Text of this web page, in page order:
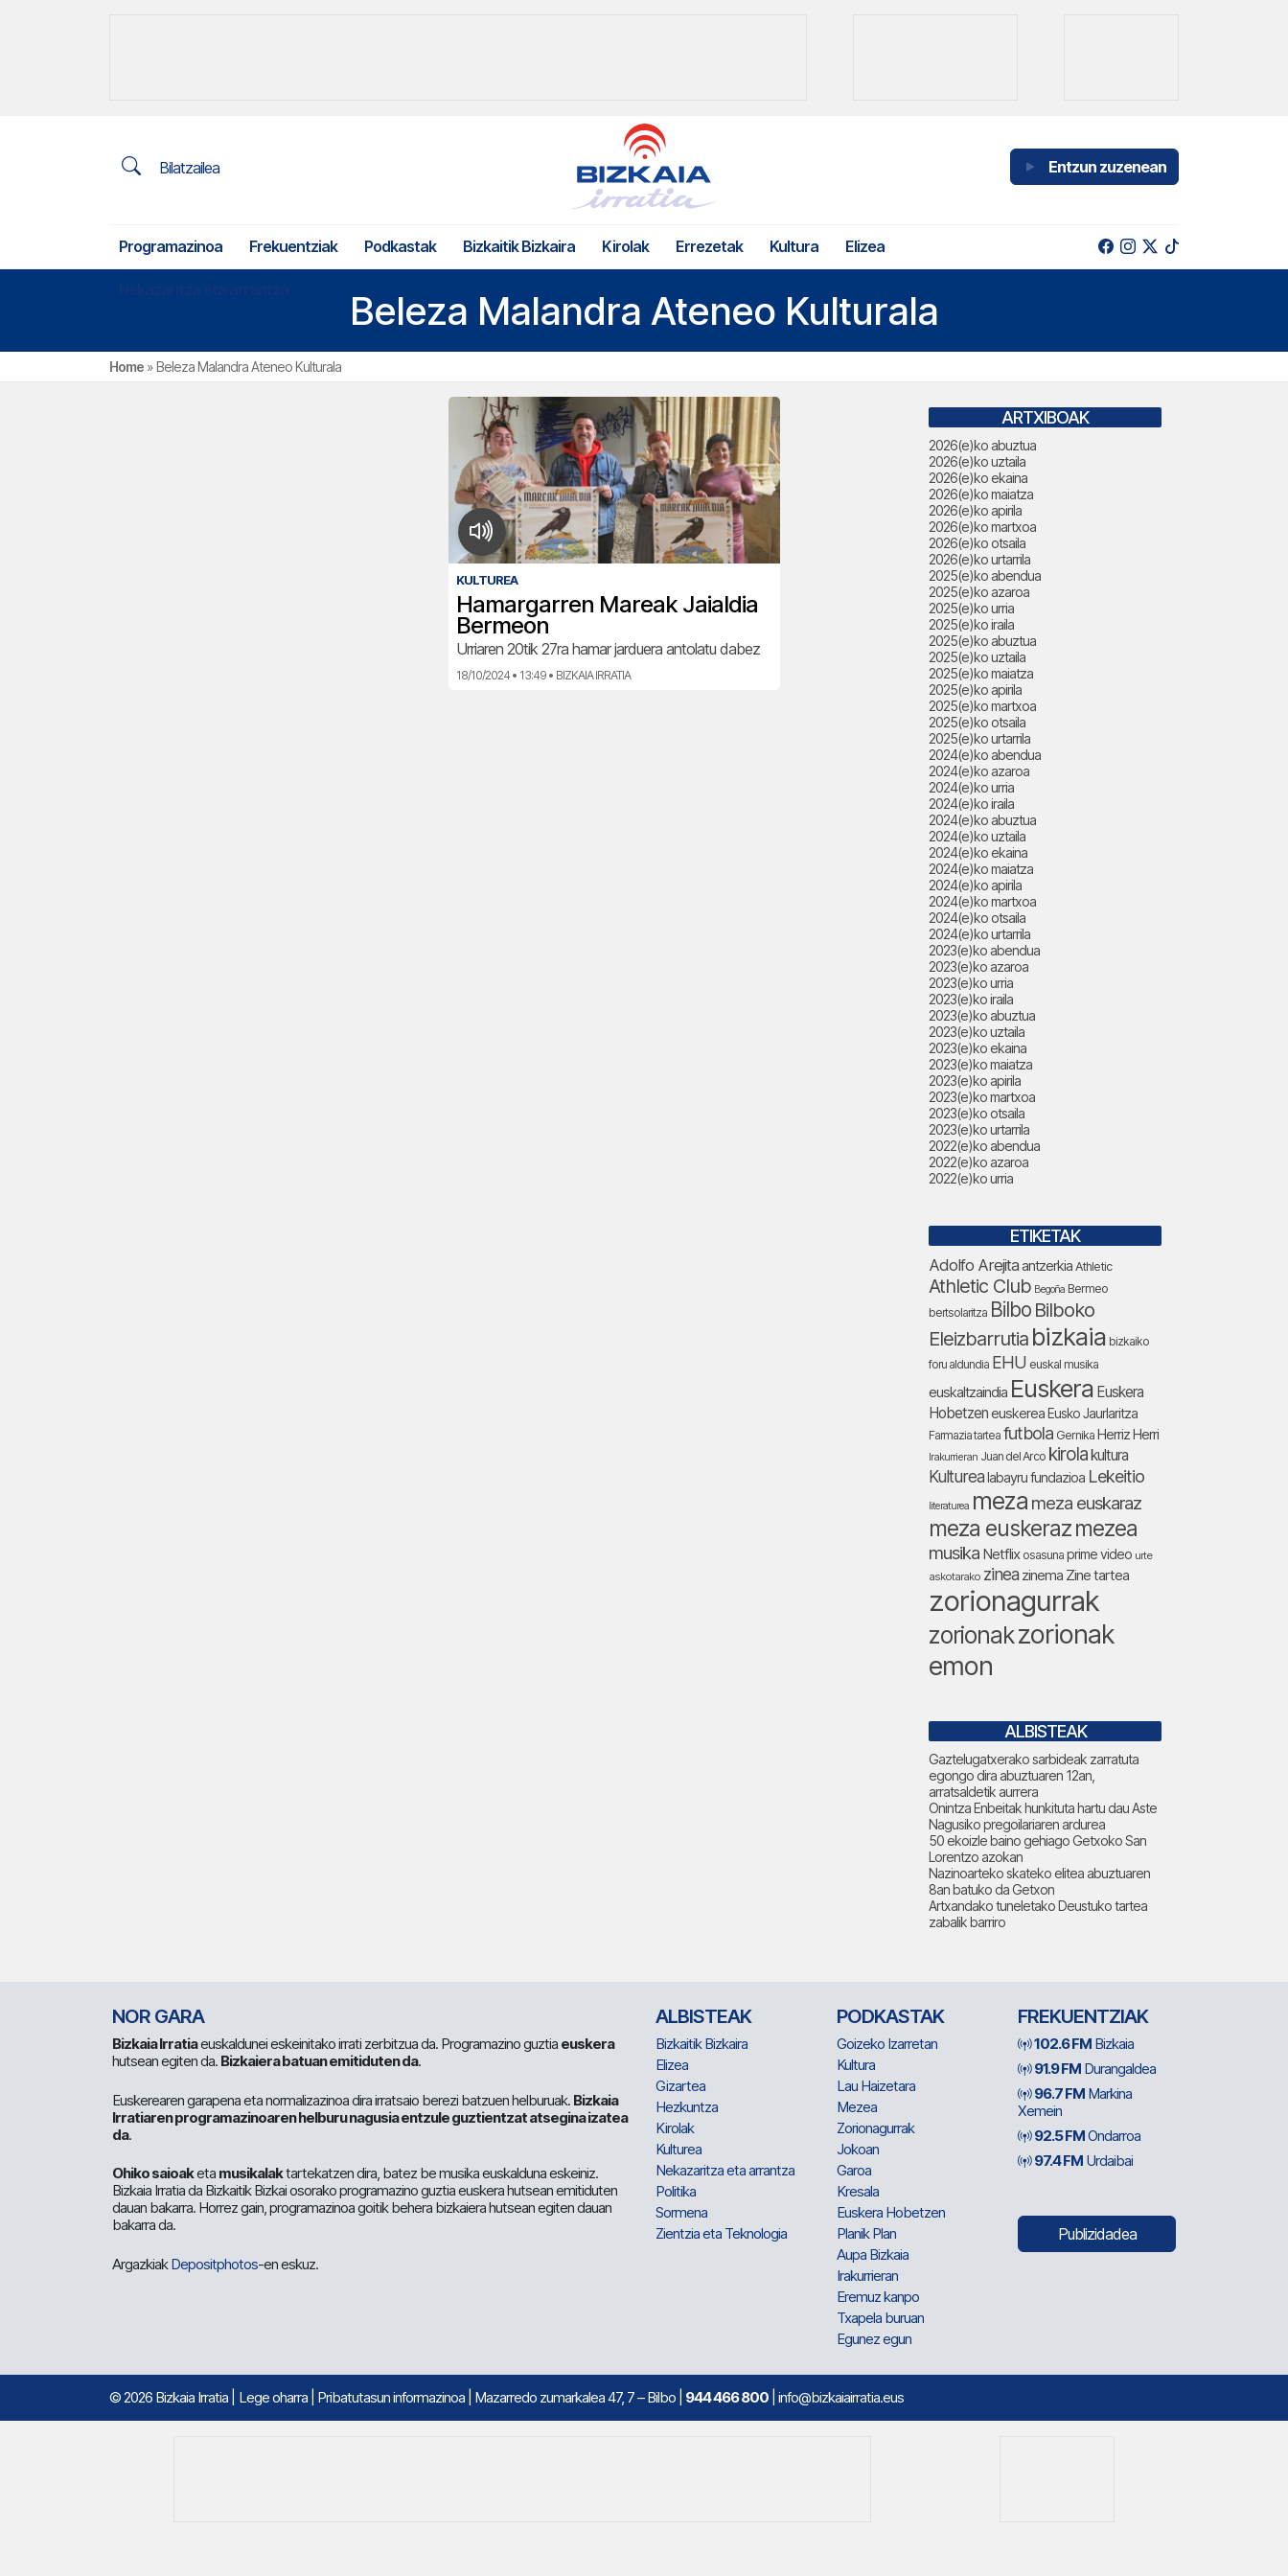
Bilatzailea Entzun zuzenean
Programazinoa Frekuentziak Podkastak Bizkaitik Bizkaira Kirolak Errezetak Kultura Elizea
Beleza Malandra Ateneo Kulturala
Home »Beleza Malandra Ateneo Kulturala
KULTUREA
Hamargarren Mareak Jaialdia
Bermeon
Urriaren 20tik 27ra hamar jarduera antolatu dabez
18/10/2024 • 13:49 • BIZKAIA IRRATIA
ARTXIBOAK
2026(e)ko abuztua
2026(e)ko uztaila
2026(e)ko ekaina
2026(e)ko maiatza
2026(e)ko apirila
2026(e)ko martxoa
2026(e)ko otsaila
2026(e)ko urtarrila
2025(e)ko abendua
2025(e)ko azaroa
2025(e)ko urria
2025(e)ko iraila
2025(e)ko abuztua
2025(e)ko uztaila
2025(e)ko maiatza
2025(e)ko apirila
2025(e)ko martxoa
2025(e)ko otsaila
2025(e)ko urtarrila
2024(e)ko abendua
2024(e)ko azaroa
2024(e)ko urria
2024(e)ko iraila
2024(e)ko abuztua
2024(e)ko uztaila
2024(e)ko ekaina
2024(e)ko maiatza
2024(e)ko apirila
2024(e)ko martxoa
2024(e)ko otsaila
2024(e)ko urtarrila
2023(e)ko abendua
2023(e)ko azaroa
2023(e)ko urria
2023(e)ko iraila
2023(e)ko abuztua
2023(e)ko uztaila
2023(e)ko ekaina
2023(e)ko maiatza
2023(e)ko apirila
2023(e)ko martxoa
2023(e)ko otsaila
2023(e)ko urtarrila
2022(e)ko abendua
2022(e)ko azaroa
2022(e)ko urria
ETIKETAK
Adolfo Arejitaantzerkia Athletic
Athletic Club Begoña Bermeo
bertsolaritza Bilbo Bilboko
Eleizbarrutia bizkaia bizkaiko
foru aldundia EHU euskal musika
euskaltzaindia Euskera Euskera
Hobetzeneuskerea Eusko Jaurlaritza
Farmazia tartea futbola Gernika Herriz Herri
Irakurrieran Juan del Arco kirola kultura
Kulturealabayru fundazioa Lekeitio
literaturea meza meza euskaraz
meza euskerazmezea
musika Netflix osasuna prime video urte
askotarako zinea zinema Zine tartea
zorionagurrak
zorionakzorionak
emon
ALBISTEAK
Gaztelugatxerako sarbideak zarratuta
egongo dira abuztuaren 12an,
arratsaldetik aurrera
Onintza Enbeitak hunkituta hartu dau Aste
Nagusiko pregoilariaren ardurea
50 ekoizle baino gehiago Getxoko San
Lorentzo azokan
Nazinoarteko skateko elitea abuztuaren
8an batuko da Getxon
Artxandako tuneletako Deustuko tartea
zabalik barriro
NOR GARA
Bizkaia Irratiaeuskaldunei eskeinitako irrati zerbitzua da. Programazino guztia euskera
hutsean egiten da. Bizkaiera batuan emitiduten da.
Euskerearen garapena eta normalizazinoa dira irratsaio berezi batzuen helburuak. Bizkaia
Irratiaren programazinoaren helburu nagusia entzule guztientzat atsegina izatea
da.
Ohiko saioaketa musikalaktartekatzen dira, batez be musika euskalduna eskeiniz.
Bizkaia Irratia da Bizkaitik Bizkai osorako programazino guztia euskera hutsean emitiduten
dauan bakarra. Horrez gain, programazinoa goitik behera bizkaiera hutsean egiten dauan
bakarra da.
ArgazkiakDepositphotos-en eskuz.
ALBISTEAK
Bizkaitik Bizkaira
Elizea
Gizartea
Hezkuntza
Kirolak
Kulturea
Nekazaritza eta arrantza
Politika
Sormena
Zientzia eta Teknologia
PODKASTAK
Goizeko Izarretan
Kultura
Lau Haizetara
Mezea
Zorionagurrak
Jokoan
Garoa
Kresala
Euskera Hobetzen
Planik Plan
Aupa Bizkaia
Irakurrieran
Eremuz kanpo
Txapela buruan
Egunez egun
FREKUENTZIAK
102.6 FM Bizkaia
91.9 FM Durangaldea
96.7 FM Markina
Xemein
92.5 FMOndarroa
97.4 FM Urdaibai
Publizidadea
© 2026 Bizkaia Irratia Lege oharra Pribatutasun informazinoa | Mazarredo zumarkalea 47, 7 – Bilbo | 944 466 800 | info@bizkaiairratia.eus